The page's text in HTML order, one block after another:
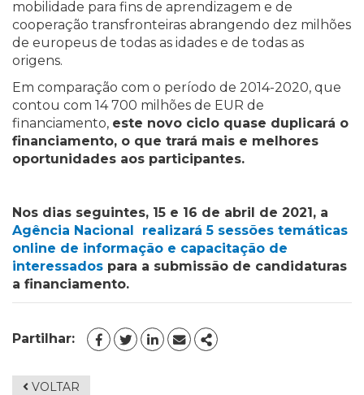
mobilidade para fins de aprendizagem e de
cooperação transfronteiras abrangendo dez milhões
de europeus de todas as idades e de todas as
origens.
Em comparação com o período de 2014-2020, que
contou com 14 700 milhões de EUR de
financiamento, este novo ciclo quase duplicará o
financiamento, o que trará mais e melhores
oportunidades aos participantes.
Nos dias seguintes, 15 e 16 de abril de 2021, a
Agência Nacional realizará 5 sessões temáticas
online de informação e capacitação de
interessados para a submissão de candidaturas
a financiamento.
Partilhar:
FACEBOOK
TWITTERLINKEDIN
EMAILSHARE
VOLTAR